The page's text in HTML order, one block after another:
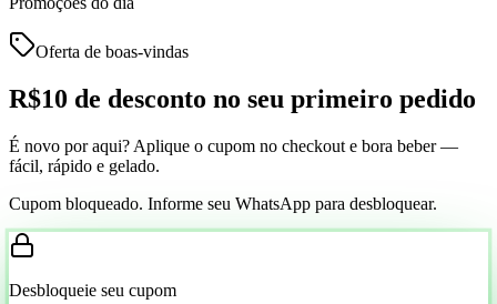
Oferta de boas-vindas
R$10 de desconto no seu primeiro pedido
É novo por aqui? Aplique o cupom no checkout e bora beber —
fácil, rápido e gelado.
Cupom bloqueado. Informe seu WhatsApp para desbloquear.
Desbloqueie seu cupom